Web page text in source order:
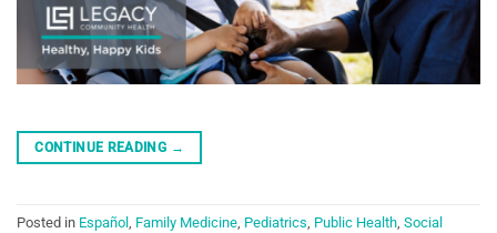
CONTINUE READING →
Posted in Español , Family Medicine, Pediatrics, Public Health, Social